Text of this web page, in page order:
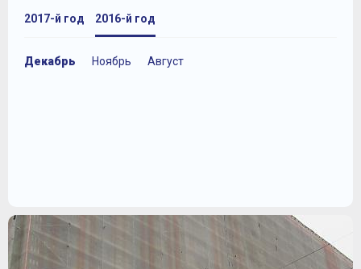
2017-й год 2016-й год
Декабрь Ноябрь Август